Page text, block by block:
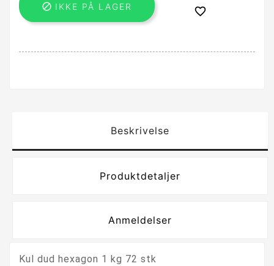
 IKKE PÅ LAGER 
Beskrivelse
Produktdetaljer
Anmeldelser
Kul dud hexagon 1 kg 72 stk